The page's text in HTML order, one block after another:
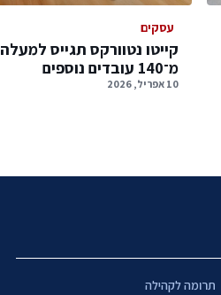
עסקים
קייטו נטוורקס תגייס למעלה
מ־140 עובדים נוספים
10 אפריל, 2026
תרומה לקהילה